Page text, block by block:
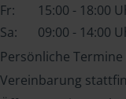
Fr:
15:00 - 18:00
Sa:
09:00 - 14:00
Persönliche
Vereinbarung